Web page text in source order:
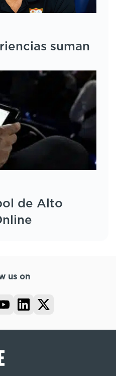
suman
de Alto
us on